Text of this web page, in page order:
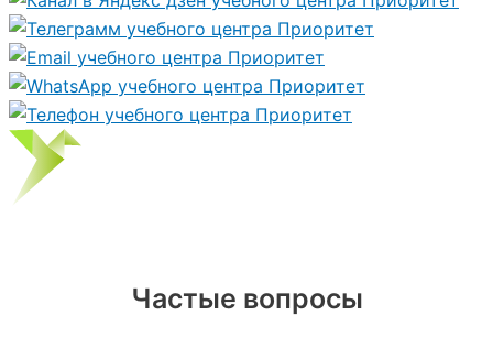
Частые вопросы